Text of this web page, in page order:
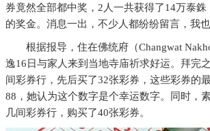
券竟然全部都中奖，2人一共获得了14万泰銖
的奖金。消息一出，不少人都纷纷留言，我
根据报导，住在佛统府（Changwat
逸16日与家人来到当地寺庙祈求好运。拜完
间彩券行，先后买了32张彩券，这些彩券的
88，她认为这个数字是个幸运数字。同时，
几间彩券行，购买了40张彩券。